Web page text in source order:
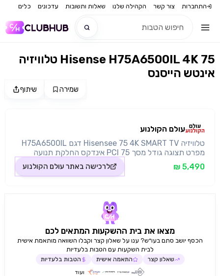
התחברות צור קשר הקהילה שלנו שאלות ותשובות עדכונים כלים
שיתוף שמירה
טלוויזיה Hisense H75A6500IL 4K 75
אינטש הייסנס
עולם הקולנוע
טלוויזיה Hisensee 75 4K SMART TV דגם H75A6500IL
מפרט תצוגה גודל מסך 75 PCI אינדקס החלקת תנועה
1700Hz בהירות תמונה 400 Nits זווית צפיה 176/176
מעלות תאורה אחורית D-LED עומק צבע 10 ביט HDR 10,
H.265/H.264/MPEG4 אפשרות טיימר לכיבוי הקלטה
למוסיקה, וידאו ותמונות אפליקציה לסמארטפון
RemoteNOW חנות אפליקציות Foxxum תמיכה בשיקוף
מסך דפדפן Opera DLNA שליטה בתמונה ביצוע ZOOM
התאמת גודל תמונה 4K Upscaling MEMC תאורה אחורית
מסתגלת Input Lag מצב משחק 50ms חיבורים 4 כניסות
5,490 ₪ לרכישה באתר עולם הקולנוע
מצאו את בית ההשקעות המתאים לכם
הכסף יושב סתם בעו״ש? ענו על שאלון קצר וקבלו השוואה מותאמת אישית
לבית השקעות עם הטבות בלעדיות
שאלון קצר התאמה אישית הטבות בלעדיות
ועוד